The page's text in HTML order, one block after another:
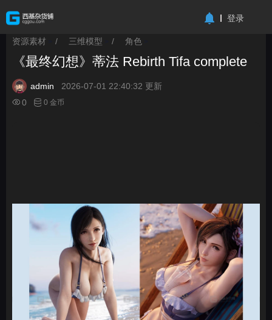
登录
资源素材 / 三维模型 / 角色
《最终幻想》蒂法 Rebirth Tifa complete
admin
2026-07-01 22:40:32 更新
0
0 金币